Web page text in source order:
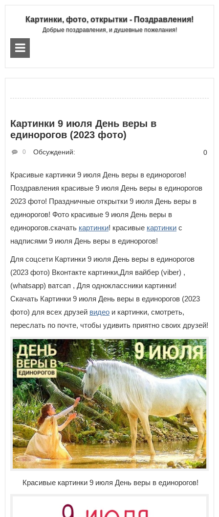
Картинки, фото, открытки - Поздравления!
Добрые поздравления, и душевные пожелания!
Картинки 9 июля День веры в
единорогов (2023 фото)
Обсуждений:
0 0
Красивые картинки 9 июля День веры в единорогов!
Поздравления красивые 9 июля День веры в единорогов
2023 фото! Праздничные открытки 9 июля День веры в
единорогов! Фото красивые 9 июля День веры в
единорогов.скачать картинки! красивые картинки с
надписями 9 июля День веры в единорогов!
Для соцсети Картинки 9 июля День веры в единорогов
(2023 фото) Вконтакте картинки,Для вайбер (viber) ,
(whatsapp) ватсап , Для одноклассники картинки!
Скачать Картинки 9 июля День веры в единорогов (2023
фото) для всех друзей видео и картинки, смотреть,
переслать по почте, чтобы удивить приятно своих друзей!
Красивые картинки 9 июля День веры в единорогов!